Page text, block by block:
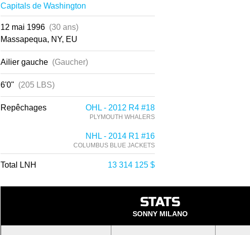
Capitals de Washington
12 mai 1996 (30 ans)
Massapequa, NY, EU
Ailier gauche (Gaucher)
6'0" (205 LBS)
Repêchages OHL - 2012 R4 #18
PLYMOUTH WHALERS
NHL - 2014 R1 #16
COLUMBUS BLUE JACKETS
Total LNH 13 314 125 $
STATS
SONNY MILANO